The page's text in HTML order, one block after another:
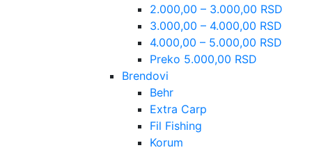
2.000,00 – 3.000,00 RSD
3.000,00 – 4.000,00 RSD
4.000,00 – 5.000,00 RSD
Preko 5.000,00 RSD
Brendovi
Behr
Extra Carp
Fil Fishing
Korum